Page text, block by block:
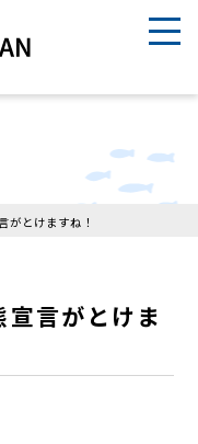
がとけますね！
言がとけま